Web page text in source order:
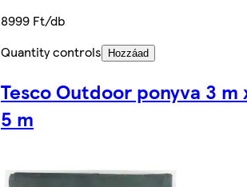
8999 Ft/db
Quantity controls
Hozzáad
Tesco Outdoor ponyva 3 m
5 m